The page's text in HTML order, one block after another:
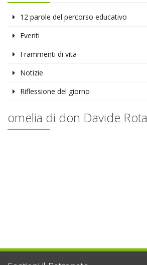
12 parole del percorso educativo
Eventi
Frammenti di vita
Notizie
Riflessione del giorno
omelia di don Davide Rota